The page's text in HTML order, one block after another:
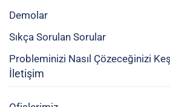
Demolar
Sıkça Sorulan Sorular
Probleminizi Nasıl Çözeceğinizi
İletişim